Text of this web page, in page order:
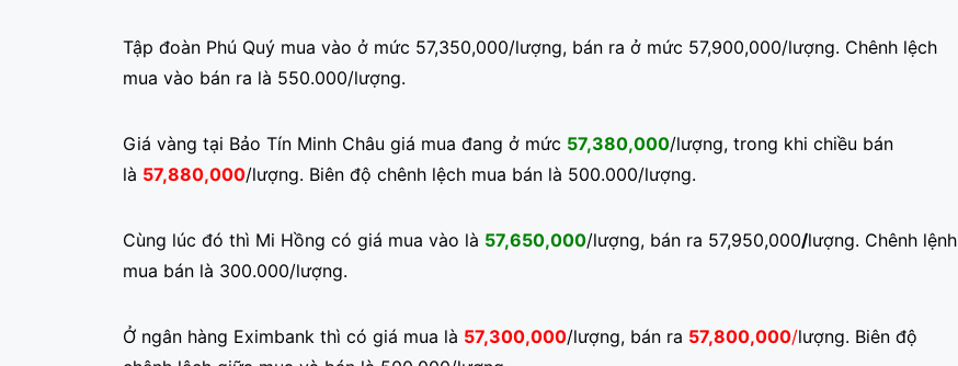
Tập đoàn Phú Quý mua vào ở mức 57,350,000/lượng, bán ra ở mức 57,900,000/lượng. Chênh lệch
mua vào bán ra là 550.000/lượng.
Giá vàng tại Bảo Tín Minh Châu giá mua đang ở mức 57,380,000/lượng, trong khi chiều bán
là 57,880,000/lượng. Biên độ chênh lệch mua bán là 500.000/lượng.
Cùng lúc đó thì Mi Hồng có giá mua vào là 57,650,000/lượng, bán ra 57,950,000/lượng. Chênh lệnh
mua bán là 300.000/lượng.
Ở ngân hàng Eximbank thì có giá mua là 57,300,000/lượng, bán ra 57,800,000/lượng. Biên độ